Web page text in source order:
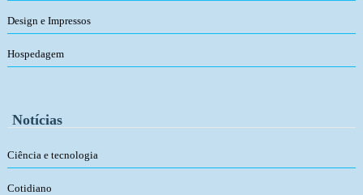
Design e Impressos
Hospedagem
Notícias
Ciência e tecnologia
Cotidiano